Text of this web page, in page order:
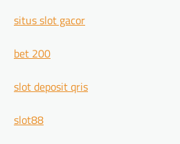
situs slot gacor
bet 200
slot deposit qris
slot88